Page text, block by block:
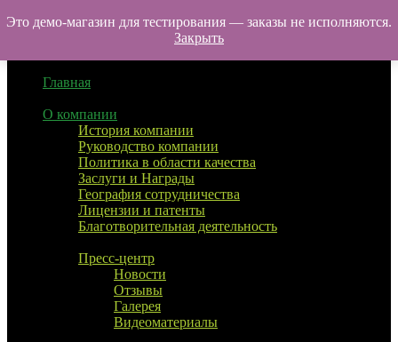
Перейти
УралТехноТранс
Главная
О компании
История компании
Руководство компании
Политика в области качества
Заслуги и Награды
География сотрудничества
Лицензии и патенты
Благотворительная деятельность
Пресс-центр
Новости
Отзывы
Галерея
Видеоматериалы
Это демо-магазин для тестирования — заказы не исполняются.
Закрыть